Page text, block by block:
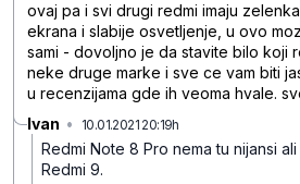
ovaj pa i svi drugi redmi imaju
ekrana i slabije osvetljenje, u ovo
sami - dovoljno je da stavite bilo koji
neke druge marke i sve ce vam biti
u recenzijama gde ih veoma hvale.
Ivan • 10.01.2021 20:19h
Redmi Note 8 Pro nema tu nijansi
Redmi 9.